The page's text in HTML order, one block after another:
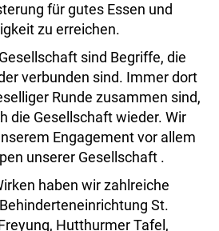
für gutes Essen und
zu erreichen.
sind Begriffe, die
verbunden sind. Immer dort
Runde zusammen sind,
die Gesellschaft wieder. Wir
Engagement vor allem
unserer Gesellschaft .
haben wir zahlreiche
St.
Hutthurmer Tafel,